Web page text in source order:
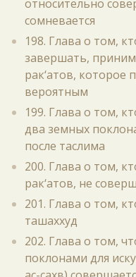
относительно
сомневается
198. Глава о том,
завершать,
рак‘атов, которое
вероятным
199. Глава о том,
два земных
после таслима
200. Глава о том,
рак‘атов, не
201. Глава о том,
ташаххуд
202. Глава о том,
поклонами для